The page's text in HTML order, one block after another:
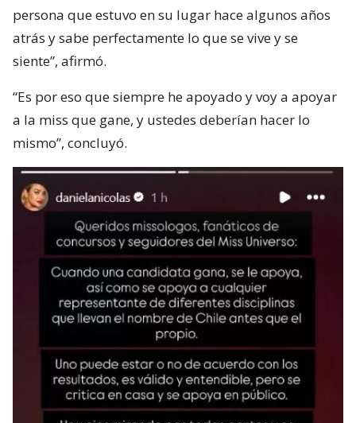
persona que estuvo en su lugar hace algunos años
atrás y sabe perfectamente lo que se vive y se
siente”, afirmó.
“Es por eso que siempre he apoyado y voy a apoyar
a la miss que gane, y ustedes deberían hacer lo
mismo”, concluyó.